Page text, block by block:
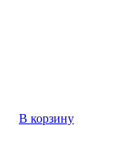
В корзину